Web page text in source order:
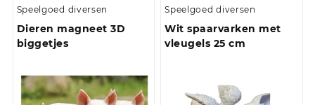
Speelgoed diversen
Dieren magneet 3D
biggetjes
Speelgoed diversen
Wit spaarvarken met
vleugels 25 cm